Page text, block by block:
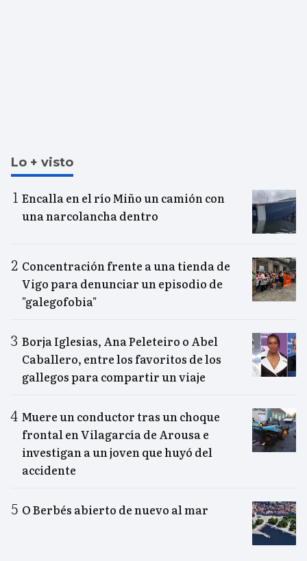
Lo + visto
Encalla en el río Miño un camión con
una narcolancha dentro
Concentración frente a una tienda de
Vigo para denunciar un episodio de
"galegofobia"
Borja Iglesias, Ana Peleteiro o Abel
Caballero, entre los favoritos de los
gallegos para compartir un viaje
Muere un conductor tras un choque
frontal en Vilagarcía de Arousa e
investigan a un joven que huyó del
accidente
O Berbés abierto de nuevo al mar